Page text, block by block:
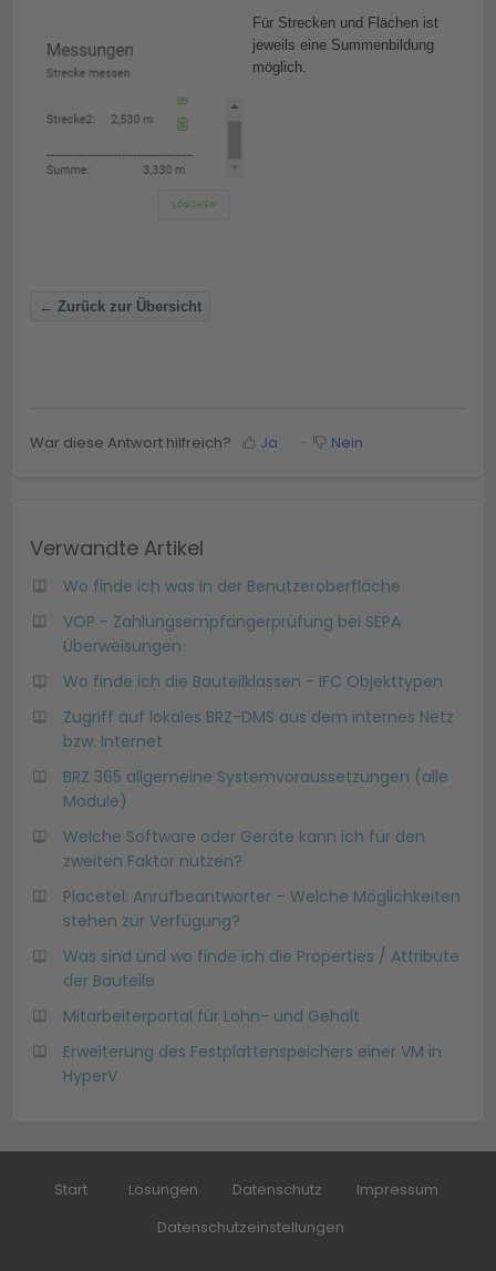
Für Strecken und Flächen ist
jeweils eine Summenbildung
möglich.
← Zurück zur Übersicht
War diese Antwort hilfreich? Ja Nein
Verwandte Artikel
Wo finde ich was in der Benutzeroberfläche
VOP - Zahlungsempfängerprüfung bei SEPA
Überweisungen
Wo finde ich die Bauteilklassen - IFC Objekttypen
Zugriff auf lokales BRZ-DMS aus dem internes Netz
bzw. Internet
BRZ 365 allgemeine Systemvoraussetzungen (alle
Module)
Welche Software oder Geräte kann ich für den
zweiten Faktor nutzen?
Placetel: Anrufbeantworter – Welche Möglichkeiten
stehen zur Verfügung?
Was sind und wo finde ich die Properties / Attribute
der Bauteile
Mitarbeiterportal für Lohn- und Gehalt
Erweiterung des Festplattenspeichers einer VM in
HyperV
Start Lösungen Datenschutz
Impressum
Datenschutzeinstellungen